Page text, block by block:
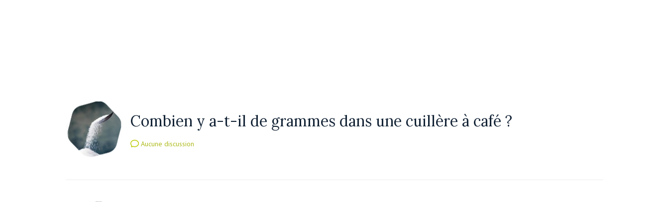
Combien y a-t-il de grammes dans une cuillère à café ?
Aucune discussion